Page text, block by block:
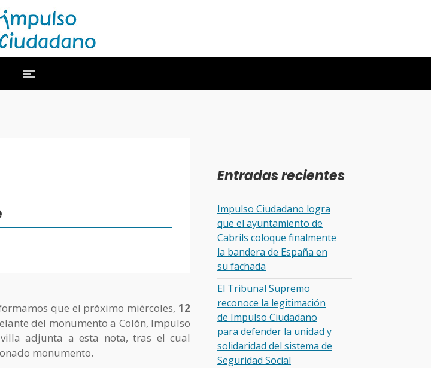
que el próximo miércoles, 12
del monumento a Colón, Impulso
adjunta a esta nota, tras el cual
monumento.
Entradas recientes
Impulso Ciudadano logra
que el ayuntamiento de
Cabrils coloque finalmente
la bandera de España en
su fachada
El Tribunal Supremo
reconoce la legitimación
de Impulso Ciudadano
para defender la unidad y
solidaridad del sistema de
Seguridad Social